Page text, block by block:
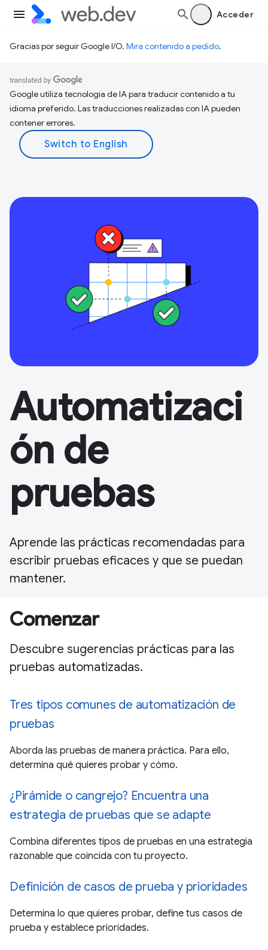
Acceder
Gracias por seguir Google I/O. Mira contenido a pedido.
Google utiliza tecnología de IA para traducir contenido a tu
idioma preferido. Las traducciones realizadas con IA pueden
contener errores.
Automatizaci
ón de
pruebas
Aprende las prácticas recomendadas para
escribir pruebas eficaces y que se puedan
mantener.
Comenzar
Descubre sugerencias prácticas para las
pruebas automatizadas.
Tres tipos comunes de automatización de
pruebas
Aborda las pruebas de manera práctica. Para ello,
determina qué quieres probar y cómo.
¿Pirámide o cangrejo? Encuentra una
estrategia de pruebas que se adapte
Combina diferentes tipos de pruebas en una estrategia
razonable que coincida con tu proyecto.
Definición de casos de prueba y prioridades
Determina lo que quieres probar, define tus casos de
prueba y establece prioridades.